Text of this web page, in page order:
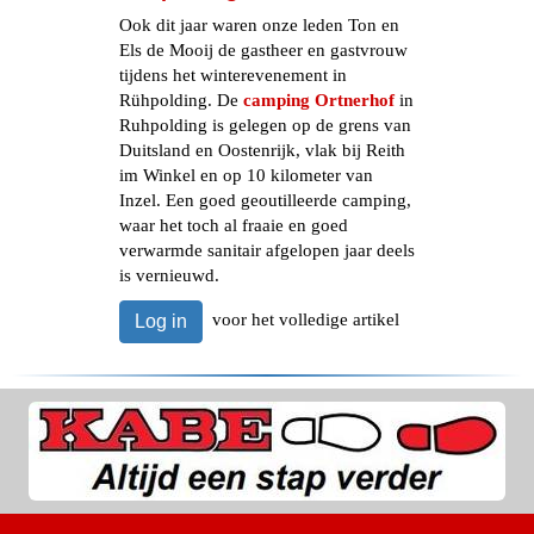
Ook dit jaar waren onze leden Ton en
Els de Mooij de gastheer en gastvrouw
tijdens het winterevenement in
Rühpolding. De camping Ortnerhofin
Ruhpolding is gelegen op de grens van
Duitsland en Oostenrijk, vlak bij Reith
im Winkel en op 10 kilometer van
Inzel. Een goed geoutilleerde camping,
waar het toch al fraaie en goed
verwarmde sanitair afgelopen jaar deels
is vernieuwd.
Log in voor het volledige artikel